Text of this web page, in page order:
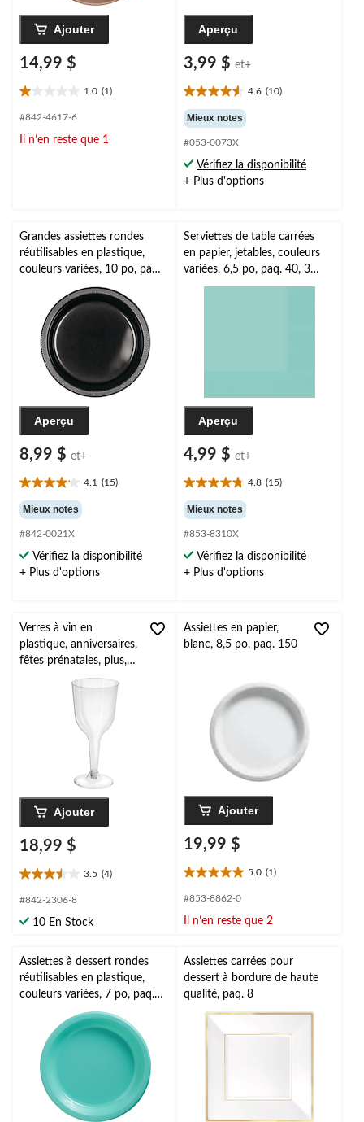
Ajouter
14,99 $
1.0 (1)
1.0
étoile(s)
5.
#842-4617-6
Il n’en reste que 1
Aperçu
3,99 $ et+
4.6 (10)
4.6
étoile(s)
sur
5.
10
évaluations
Mieux notes
#053-0073X
Vérifiez la disponibilité
+ Plus d'options
Grandes assiettes rondes
réutilisables en plastique,
couleurs variées, 10 po, paq.
20, pour Noël, Action de
grâce, réveillon, fête
d'anniversaire
Aperçu
8,99 $ et+
4.1 (15)
4.1
étoile(s)
sur
5.
15
évaluations
Mieux notes
#842-0021X
Vérifiez la disponibilité
+ Plus d'options
Serviettes de table carrées
en papier, jetables, couleurs
variées, 6,5 po, paq. 40, 3
épaisseurs, pour Noël,
Aperçu
4,99 $ et+
4.8 (15)
4.8
étoile(s)
sur
5.
15
évaluations
Mieux notes
#853-8310X
Vérifiez la disponibilité
+ Plus d'options
Verres à vin en
plastique, anniversaires,
fêtes prénatales, plus,
transparent, 10 oz, paq.
Ajouter
18,99 $
3.5 (4)
3.5
étoile(s)
5.
évaluations
#842-2306-8
10 En Stock
Assiettes en papier,
blanc, 8,5 po, paq. 150
Ajouter
19,99 $
5.0 (1)
5.0
étoile(s)
5.
évaluation
#853-8862-0
Il n’en reste que 2
Assiettes à dessert rondes
réutilisables en plastique,
couleurs variées, 7 po, paq.
20, pour fête d’anniversaire
et remise de diplômes
Assiettes carrées pour
dessert à bordure de haute
qualité, paq. 8